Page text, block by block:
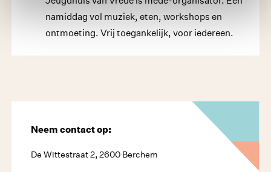
namiddag vol muziek, eten, workshops en
ontmoeting. Vrij toegankelijk, voor iedereen.
Neem contact op:
De Wittestraat 2, 2600 Berchem